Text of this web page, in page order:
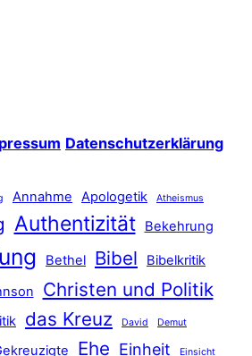
Datenschutzerklärung
Annahme Apologetik Atheismus
Authentizität Bekehrung
Bethel Bibel
Bibelkritik
Christen und Politik
das Kreuz David Demut
Ehe Einheit Einsicht